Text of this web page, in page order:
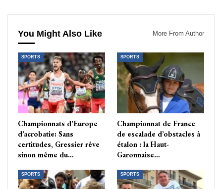
You Might Also Like More From Author
SPORTS
Championnats d’Europe
d’acrobatie: Sans
certitudes, Gressier rêve
sinon même du…
SPORTS
Championnat de France
de escalade d’obstacles à
étalon : la Haut-
Garonnaise…
SPORTS SPORTS